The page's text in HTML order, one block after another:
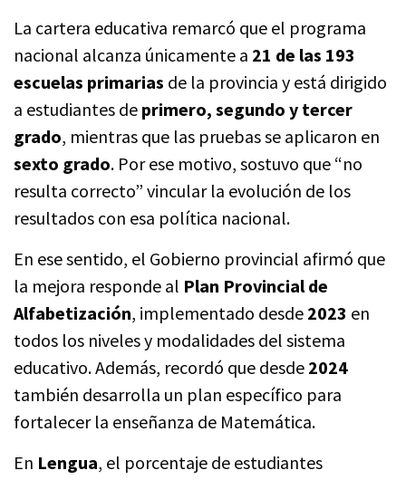
La cartera educativa remarcó que el programa
nacional alcanza únicamente a 21 de las 193
escuelas primarias de la provincia y está dirigido
a estudiantes de primero, segundo y tercer
grado, mientras que las pruebas se aplicaron en
sexto grado. Por ese motivo, sostuvo que “no
resulta correcto” vincular la evolución de los
resultados con esa política nacional.
En ese sentido, el Gobierno provincial afirmó que
la mejora responde al Plan Provincial de
Alfabetización, implementado desde 2023 en
todos los niveles y modalidades del sistema
educativo. Además, recordó que desde 2024
también desarrolla un plan específico para
fortalecer la enseñanza de Matemática.
En Lengua, el porcentaje de estudiantes